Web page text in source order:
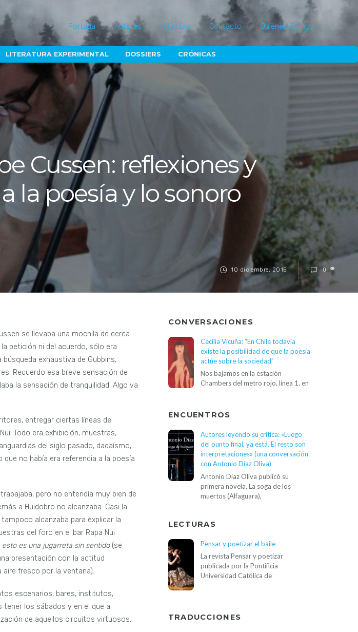
Portada Autores Artículos Contacto Quiénes Somos
LITERATURA EXPERIMENTAL DOSSIERS CRÓNICAS
10 diciembre, 2015
Cussen: reflexiones y
la poesía y lo sonoro
0
se llevaba una mochila de cerca
petición ni del acuerdo, sólo era
exhaustiva de Gubbins,
Recuerdo esa breve sensación de
la sensación de tranquilidad. Algo va
entregar ciertas líneas de
Todo era exhibición, muestras,
del siglo pasado, dadaísmo,
no había era referencia a la poesía
pero no entendía muy bien de
a Huidobro no alcanzaba. Casi la
alcanzaba para explicar la
del foro en el bar Rapa Nui
esto es una jugarreta sin sentido(se
presentación con la actitud
fresco por la ventana).
escenarios, bares, institutos,
tener los sábados y en el que a
de aquellos circuitos virtuosos.
CONVERSACIONES
Cecilia Vicuña: “En Chile todavía
existe la posibilidad de que la poesía
actúe sobre la sociedad”
Nos bajamos en la estación
Chambers del metro rojo, línea 1, en
ENCUENTROS
Autores leyendo su crítica: «Luego
del punto final, ya está. El resto son
interpretaciones» (una conversación
con Antonio Díaz Oliva)
Antonio Díaz Oliva publicó su
primera novela, La soga de los
muertos (Alfaguara),
LECTURAS
Pensar y poetizar el baile
La revista Pensar y poetizar
publicada por la Pontificia
Universidad Católica de
TRADUCCIONES